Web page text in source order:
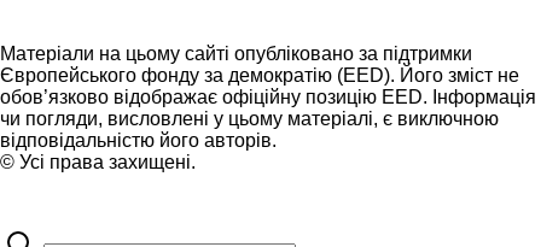
Матеріали на цьому сайті опубліковано за підтримки
Європейського фонду за демократію (EED). Його зміст не
обов’язково відображає офіційну позицію EED. Інформація
чи погляди, висловлені у цьому матеріалі, є виключною
відповідальністю його авторів.
© Усі права захищені.